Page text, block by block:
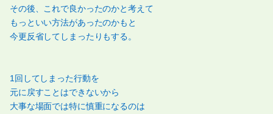
その後、これで良かったのかと考えて
もっといい方法があったのかもと
今更反省してしまったりもする。
1回してしまった行動を
元に戻すことはできないから
大事な場面では特に慎重になるのは